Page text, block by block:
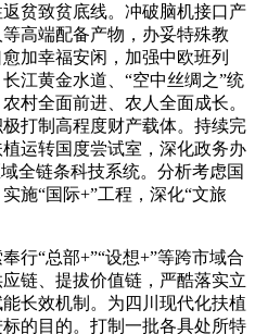
贫致贫底线。冲破脑机接口产
高端配备产物，办妥特殊教
加幸福安闲，加强中欧班列
江黄金水道、“空中丝绸之”统
村全面前进、农人全面成长。
打制高程度财产载体。持续完
运转国度尝试室，深化政务办
全链条科技系统。分析考虑国
施“国际+”工程，深化“文旅
“总部+”“设想+”等跨市域合
链、提拔价值链，严酷落实立
长效机制。为四川现代化扶植
的目的。打制一批各具处所特